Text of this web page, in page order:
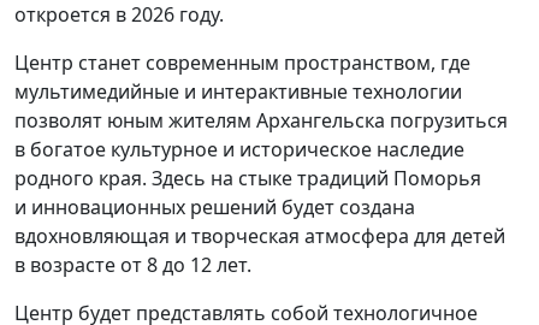
откроется в 2026 году.
Центр станет современным пространством, где
мультимедийные и интерактивные технологии
позволят юным жителям Архангельска погрузиться
в богатое культурное и историческое наследие
родного края. Здесь на стыке традиций Поморья
и инновационных решений будет создана
вдохновляющая и творческая атмосфера для детей
в возрасте от 8 до 12 лет.
Центр будет представлять собой технологичное